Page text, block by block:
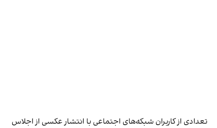
تعدادی از کاربران شبکه‌های اجتماعی با انتشار عکسی از اجلاس